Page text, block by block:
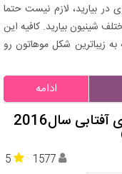
در بیارید، لازم نیست حتما
شینیون بیارید. کافیه این
به زیباترین شکل موهاتون رو
ادامه
بهترین و پرفروش ترین عینک های آفتابی سال2016
5 1577